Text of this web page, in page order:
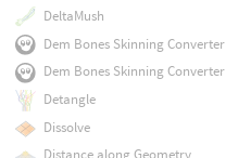
DeltaMush
Dem Bones Skinning Converter
Dem Bones Skinning Converter
Detangle
Dissolve